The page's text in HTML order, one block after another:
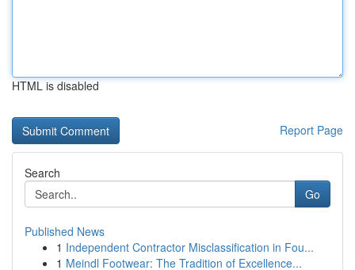
HTML is disabled
Report Page
Search
Go
Published News
1 Independent Contractor Misclassification in Fou...
1 Meindl Footwear: The Tradition of Excellence...